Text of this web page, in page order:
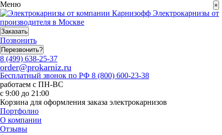
Меню
Электрокарнизы от
производителя в Москве
Заказать
Позвонить
Перезвонить?
8 (499) 638-25-37
order@prokarniz.ru
Бесплатный звонок по РФ 8 (800) 600-23-38
работаем с ПН-ВС
с 9:00 до 21:00
Корзина для оформления заказа электрокарнизов
Портфолио
О компании
Отзывы
×